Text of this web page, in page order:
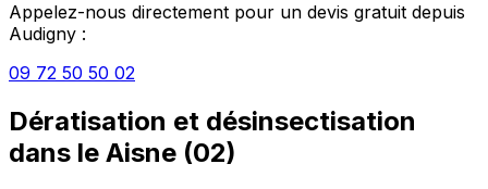
Appelez-nous directement pour un devis gratuit depuis
Audigny :
09 72 50 50 02
Dératisation et désinsectisation
dans le Aisne (02)